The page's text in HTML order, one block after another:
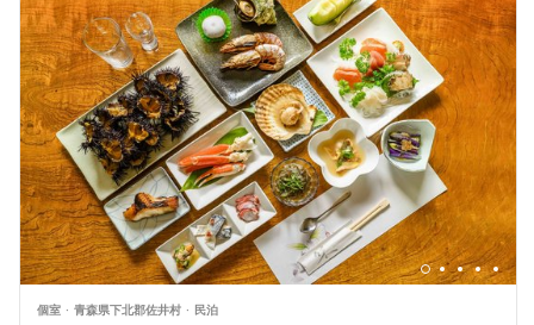
個室 青森県下北郡佐井村 民泊